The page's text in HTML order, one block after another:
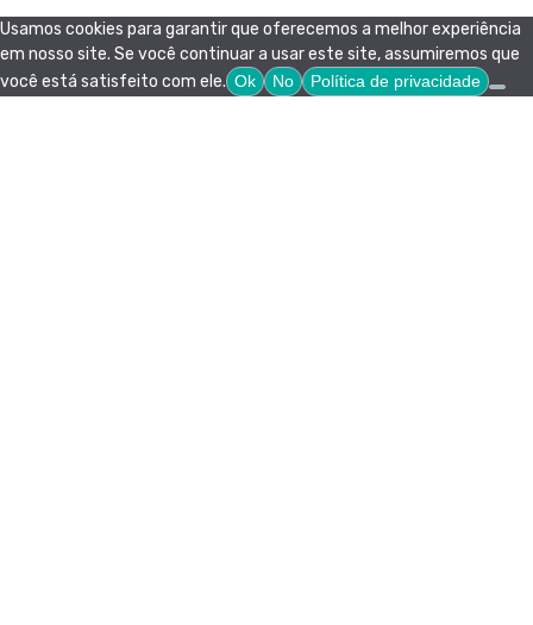
Usamos cookies para garantir que oferecemos a melhor experiência
em nosso site. Se você continuar a usar este site, assumiremos que
você está satisfeito com ele. Ok No Política de privacidade